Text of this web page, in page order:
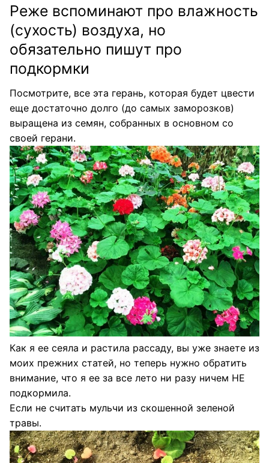
Реже вспоминают про влажность
(сухость) воздуха, но
обязательно пишут про
подкормки
Посмотрите, все эта герань, которая будет цвести
еще достаточно долго (до самых заморозков)
выращена из семян, собранных в основном со
своей герани.
Как я ее сеяла и растила рассаду, вы уже знаете из
моих прежних статей, но теперь нужно обратить
внимание, что я ее за все лето ни разу ничем НЕ
подкормила.
Если не считать мульчи из скошенной зеленой
травы.